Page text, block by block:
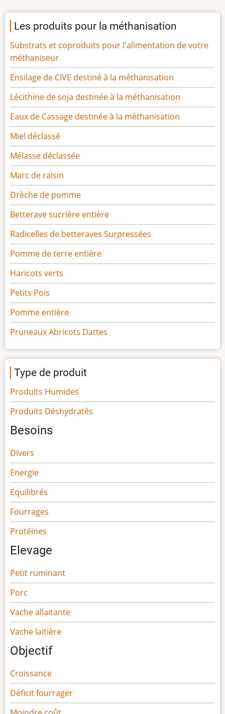
Les produits pour la méthanisation
Substrats et coproduits pour l'alimentation de votre
méthaniseur
Ensilage de CIVE destiné à la méthanisation
Lécithine de soja destinée à la méthanisation
Eaux de Cassage destinée à la méthanisation
Miel déclassé
Mélasse déclassée
Marc de raisin
Drèche de pomme
Betterave sucrière entière
Radicelles de betteraves Surpressées
Pomme de terre entière
Haricots verts
Petits Pois
Pomme entière
Pruneaux Abricots Dattes
Type de produit
Produits Humides
Produits Déshydratés
Besoins
Divers
Energie
Equilibrés
Fourrages
Protéines
Elevage
Petit ruminant
Porc
Vache allaitante
Vache laitière
Objectif
Croissance
Déficit fourrager